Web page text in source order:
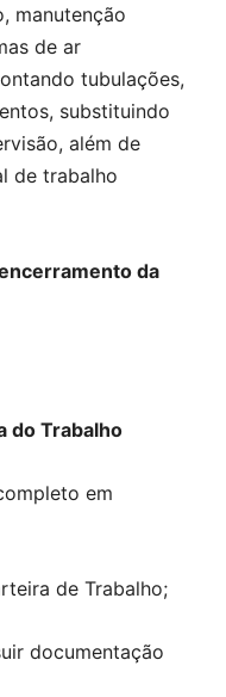
manutenção
de ar
tubulações,
substituindo
além de
de trabalho
da
do Trabalho
em
de Trabalho;
documentação